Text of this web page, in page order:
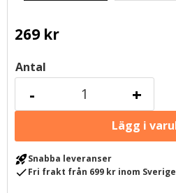
269kr
Antal
+
-
rocket_launchSnabba leveranser
checkFri frakt från 699 kr inom Sverige